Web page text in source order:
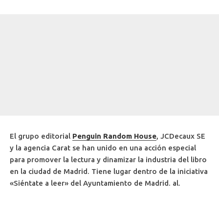
El grupo editorial Penguin Random House, JCDecaux SE
y la agencia Carat se han unido en una acción especial
para promover la lectura y dinamizar la industria del libro
en la ciudad de Madrid. Tiene lugar dentro de la iniciativa
«Siéntate a leer» del Ayuntamiento de Madrid. al.